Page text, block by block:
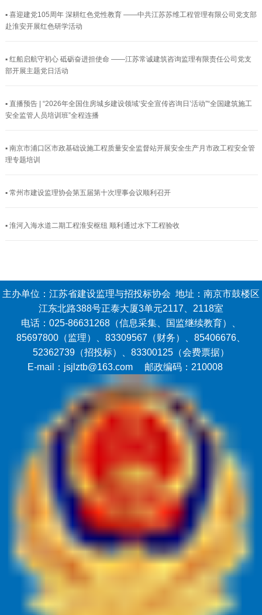
▪ 喜迎建党105周年 深耕红色党性教育 ——中共江苏苏维工程管理有限公司党支部
赴淮安开展红色研学活动
▪ 红船启航守初心 砥砺奋进担使命 ——江苏常诚建筑咨询监理有限责任公司党支
部开展主题党日活动
▪ 直播预告 | “2026年全国住房城乡建设领域‘安全宣传咨询日’活动”“全国建筑施工
安全监管人员培训班”全程连播
▪ 南京市浦口区市政基础设施工程质量安全监督站开展安全生产月市政工程安全管
理专题培训
▪ 常州市建设监理协会第五届第十次理事会议顺利召开
▪ 淮河入海水道二期工程淮安枢纽 顺利通过水下工程验收
主办单位：江苏省建设监理与招投标协会 地址：南京市鼓楼区
江东北路388号正泰大厦3单元2117、2118室
电话：025-86631268（信息采集、国监继续教育）、
85697800（监理）、83309567（财务）、85406676、
52362739（招投标）、83300125（会费票据）
E-mail：jsjlztb@163.com 邮政编码：210008